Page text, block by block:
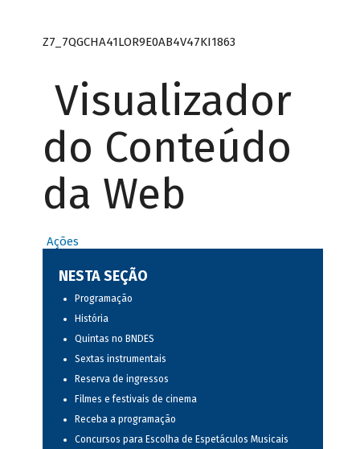
Z7_7QGCHA41LOR9E0AB4V47KI1863
Visualizador
do Conteúdo
da Web
Ações
NESTA SEÇÃO
Programação
História
Quintas no BNDES
Sextas instrumentais
Reserva de ingressos
Filmes e festivais de cinema
Receba a programação
Concursos para Escolha de Espetáculos Musicais